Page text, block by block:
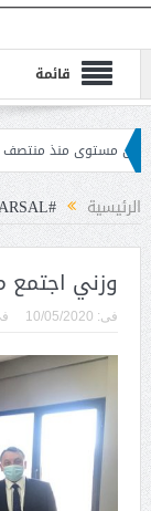
قائمة
بيانات الوظائف
الرئيسية #ALVARES #MARSAL
وزني
فى: 10/05/2020